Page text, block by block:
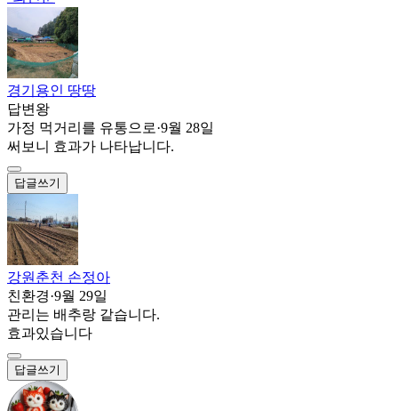
경기용인 땅땅
답변왕
가정 먹거리를 유통으로·9월 28일
써보니 효과가 나타납니다.
답글쓰기
강원춘천 손정아
친환경·9월 29일
관리는 배추랑 같습니다.
효과있습니다
답글쓰기